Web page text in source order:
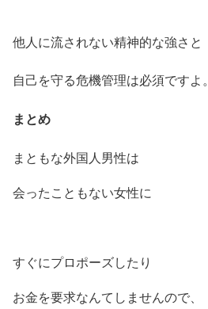
他人に流されない精神的な強さと
自己を守る危機管理は必須ですよ。
まとめ
まともな外国人男性は
会ったこともない女性に
すぐにプロポーズしたり
お金を要求なんてしませんので、